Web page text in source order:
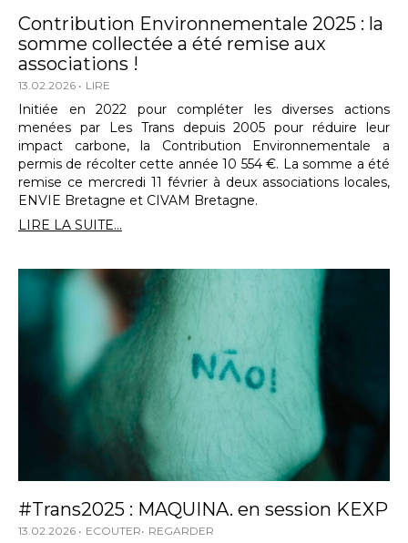
Contribution Environnementale 2025 : la
somme collectée a été remise aux
associations !
13.02.2026 LIRE
Initiée en 2022 pour compléter les diverses actions
menées par Les Trans depuis 2005 pour réduire leur
impact carbone, la Contribution Environnementale a
permis de récolter cette année 10 554 €. La somme a été
remise ce mercredi 11 février à deux associations locales,
ENVIE Bretagne et CIVAM Bretagne.
LIRE LA SUITE...
#Trans2025 : MAQUINA. en session KEXP
13.02.2026 ECOUTER REGARDER